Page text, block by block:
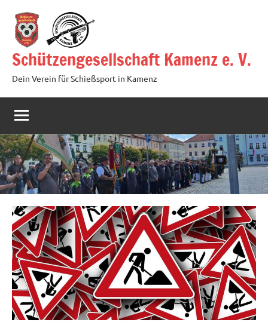
Inhalt
springen
Schützengesellschaft Kamenz e. V.
Dein Verein für Schießsport in Kamenz